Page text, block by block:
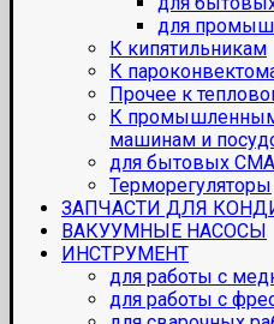
для
К кипятильникам
К
Прочее к
К
машинам и
для бытовых СМА
Терморегуляторы
ЗАПЧАСТИ ДЛЯ
ВАКУУМНЫЕ НАСОСЫ
ИНСТРУМЕНТ
для работы с
для работы с